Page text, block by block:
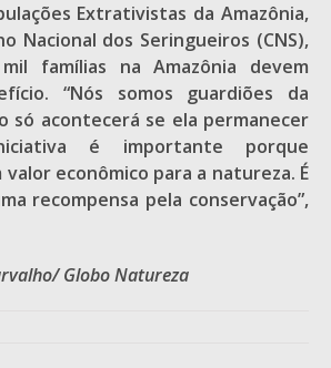
Extrativistas da Amazônia,
Nacional dos Seringueiros (CNS),
famílias na Amazônia devem
“Nós somos guardiões da
só acontecerá se ela permanecer
é importante porque
econômico para a natureza. É
recompensa pela conservação”,
Globo Natureza